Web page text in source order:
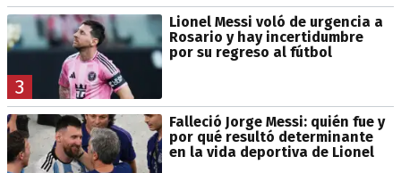
3
Lionel Messi voló de urgencia a
Rosario y hay incertidumbre
por su regreso al fútbol
Falleció Jorge Messi: quién fue y
por qué resultó determinante
en la vida deportiva de Lionel